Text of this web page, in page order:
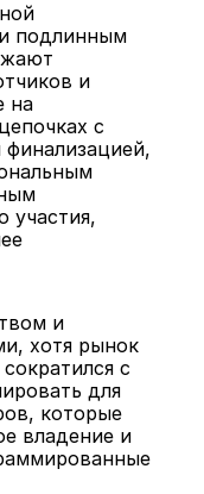
подлинным
и
на
с
участия,
и
хотя рынок
с
для
которые
владение и